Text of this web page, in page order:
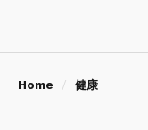
Home 健康